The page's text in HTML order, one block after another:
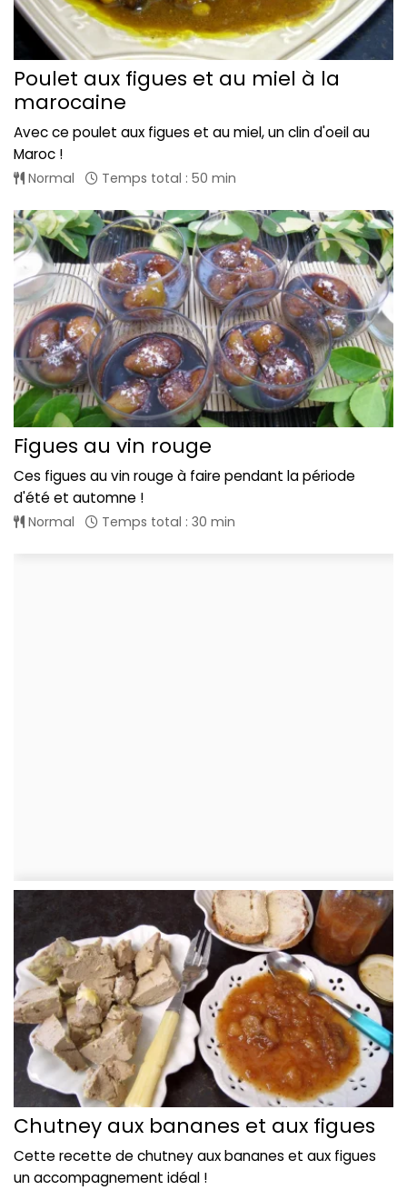
Poulet aux figues et au miel à la
marocaine
Avec ce poulet aux figues et au miel, un clin d'oeil au
Maroc !
Normal Temps total : 50 min
Figues au vin rouge
Ces figues au vin rouge à faire pendant la période
d'été et automne !
Normal Temps total : 30 min
Chutney aux bananes et aux figues
Cette recette de chutney aux bananes et aux figues
un accompagnement idéal !